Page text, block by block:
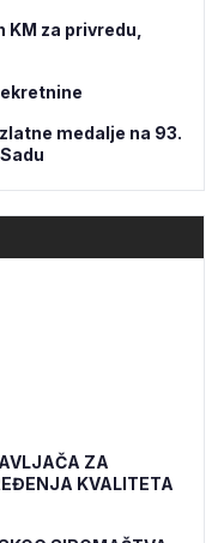
za privredu,
medalje na 93.
ZA
KVALITETA